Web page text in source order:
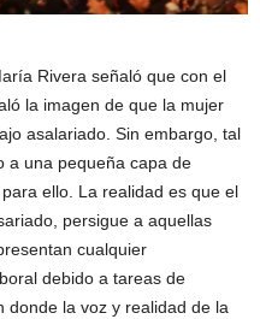
Rivera señaló que con el
la imagen de que la mujer
asalariado. Sin embargo, tal
a una pequeña capa de
ello. La realidad es que el
persigue a aquellas
cualquier
debido a tareas de
donde la voz y realidad de la